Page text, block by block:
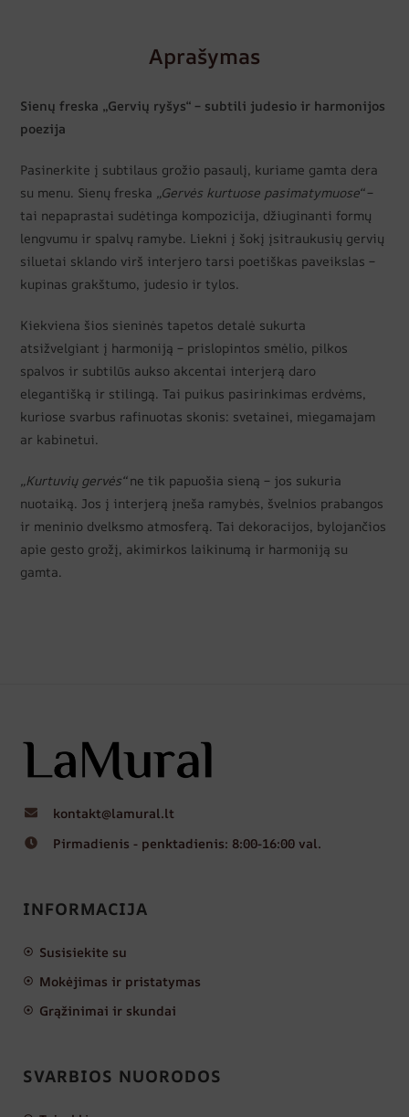
Aprašymas
Sienų freska „Gervių ryšys“ – subtili judesio ir harmonijos
poezija
Pasinerkite į subtilaus grožio pasaulį, kuriame gamta dera
su menu. Sienų freska „Gervės kurtuose pasimatymuose“–
tai nepaprastai sudėtinga kompozicija, džiuginanti formų
lengvumu ir spalvų ramybe. Liekni į šokį įsitraukusių gervių
siluetai sklando virš interjero tarsi poetiškas paveikslas –
kupinas grakštumo, judesio ir tylos.
Kiekviena šios sieninės tapetos detalė sukurta
atsižvelgiant į harmoniją – prislopintos smėlio, pilkos
spalvos ir subtilūs aukso akcentai interjerą daro
elegantišką ir stilingą. Tai puikus pasirinkimas erdvėms,
kuriose svarbus rafinuotas skonis: svetainei, miegamajam
ar kabinetui.
„Kurtuvių gervės“ne tik papuošia sieną – jos sukuria
nuotaiką. Jos į interjerą įneša ramybės, švelnios prabangos
ir meninio dvelksmo atmosferą. Tai dekoracijos, bylojančios
apie gesto grožį, akimirkos laikinumą ir harmoniją su
gamta.
kontakt@lamural.lt
Pirmadienis - penktadienis: 8:00-16:00 val.
INFORMACIJA
Susisiekite su
Mokėjimas ir pristatymas
Grąžinimai ir skundai
SVARBIOS NUORODOS